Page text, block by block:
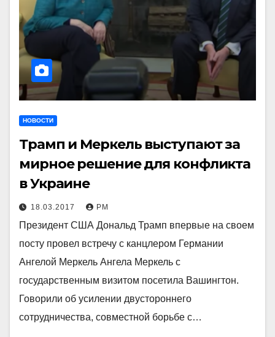
НОВОСТИ
Трамп и Меркель выступают за
мирное решение для конфликта
в Украине
18.03.2017 РМ
Президент США Дональд Трамп впервые на своем
посту провел встречу с канцлером Германии
Ангелой Меркель Ангела Меркель с
государственным визитом посетила Вашингтон.
Говорили об усилении двустороннего
сотрудничества, совместной борьбе с…